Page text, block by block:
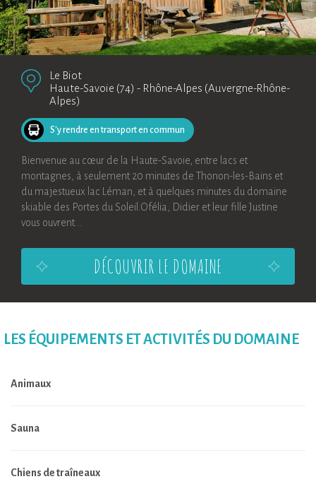
Le Biot
Haute-Savoie (74) - Rhône-Alpes (Auvergne-Rhône-
Alpes)
S'y rendre en transport en commun
Bienvenue au cœur de la Haute-Savoie, entre lacs et
montagnes, à seulement 20 minutes de Thonon-les-Bains et
du majestueux lac Léman, et à quelques minutes du domaine
skiable des Portes du Soleil.Ofélia, Didier et leur fille Justine
vous ouvrent...
DÉCOUVRIR LE DOMAINE
LES ÉQUIPEMENTS ET ACTIVITÉS DU DOMAINE
Animaux
Sauna
Chiens de traîneaux